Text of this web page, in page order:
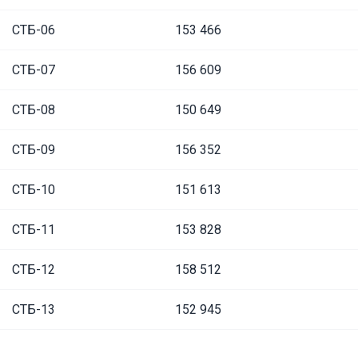
СТБ-06 153 466
СТБ-07 156 609
СТБ-08 150 649
СТБ-09 156 352
СТБ-10 151 613
СТБ-11 153 828
СТБ-12 158 512
СТБ-13 152 945